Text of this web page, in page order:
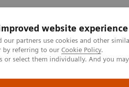
website experience
our partners use cookies and other
by referring to our Cookie Policy.
or select them individually. And you
Клинические
визуализации для лучевой терапии